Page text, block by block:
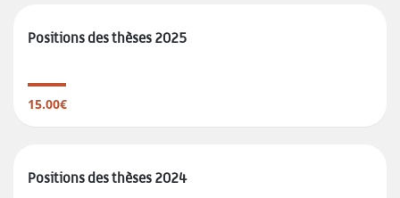
Positions des thèses 2025
15.00€
Positions des thèses 2024